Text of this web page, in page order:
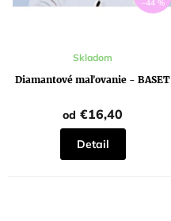
–44 %
Diamantové maľovanie - BASET
Skladom
od €16,40
Detail